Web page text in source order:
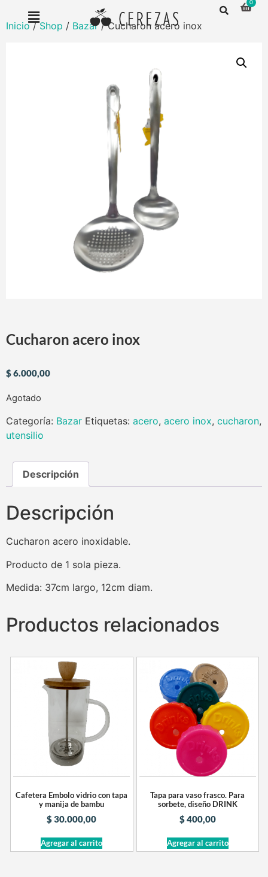
Inicio/Shop / Bazar/ Cucharon acero inox
Cucharon acero inox
$6.000,00
Agotado
Categoría: Bazar Etiquetas: acero, acero inox, cucharon,
utensilio
Descripción
Descripción
Cucharon acero inoxidable.
Producto de 1 sola pieza.
Medida: 37cm largo, 12cm diam.
Productos relacionados
Cafetera Embolo vidrio con tapa
y manija de bambu
$30.000,00
Agregar al carrito
Tapa para vaso frasco. Para
sorbete, diseño DRINK
$400,00
Agregar al carrito